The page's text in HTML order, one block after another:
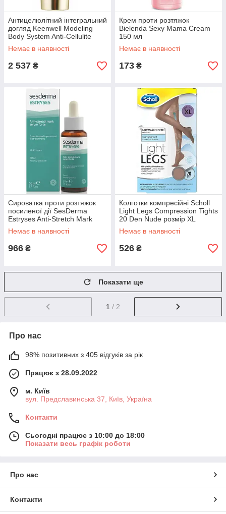
Антицелюлітний інтегральний
догляд Keenwell Modeling
Body System Anti-Cellulite
Treatment Integral Action
200мл
Немає в наявності
2 537 ₴
Крем проти розтяжок
Bielenda Sexy Mama Cream
150 мл
Немає в наявності
173 ₴
Сироватка проти розтяжок
посиленої дії SesDerma
Estryses Anti-Stretch Mark
Serum Forte 50 мл
Немає в наявності
966 ₴
Колготки компресійні Scholl
Light Legs Compression Tights
20 Den Nude розмір ХL
Немає в наявності
526 ₴
Показати ще
1 / 2
Про нас
98% позитивних з 405 відгуків за рік
Працює з 28.09.2022
м. Київ
вул. Предславинська 37, Київ, Україна
Контакти
Сьогодні працює з 10:00 до 18:00
Показати весь графік роботи
Про нас
Контакти